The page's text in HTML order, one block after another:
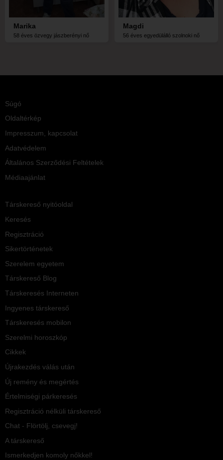
Marika
58 éves özvegy jászberényi nő
Magdi
56 éves egyedülálló szolnoki nő
Súgó
Oldaltérkép
Impresszum, kapcsolat
Adatvédelem
Általános Szerződési Feltételek
Médiaajánlat
Társkereső nyitóoldal
Keresés
Regisztráció
Sikertörténetek
Szerelem egyetem
Társkereső Blog
Társkeresés Interneten
Ingyenes társkereső
Társkeresés mobilon
Szerelmi horoszkóp
Cikkek
Újrakezdés válás után
Új remény és megértés
Értelmiségi párkeresés
Regisztráció nélküli társkereső
Chat - Flörtölj, csevegj!
A társkereső
Ismerkedjen komoly nőkkel!